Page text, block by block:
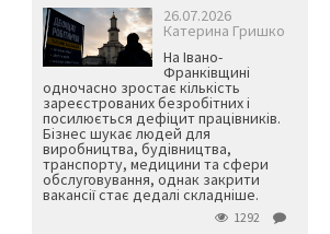
26.07.2026
Катерина Гришко
На Івано-
Франківщині
одночасно зростає кількість
зареєстрованих безробітних і
посилюється дефіцит працівників.
Бізнес шукає людей для
виробництва, будівництва,
транспорту, медицини та сфери
обслуговування, однак закрити
вакансії стає дедалі складніше.
1292